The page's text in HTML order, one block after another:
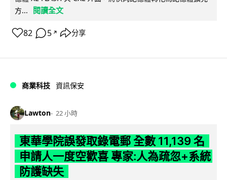
方...
閱讀全文
82 5 ↗ 分享
商業科技 資訊保安
Lawton 22 小時
東華學院誤發取錄電郵 全數 11,139 名
申請人一度空歡喜 專家:人為疏忽+系統
防護缺失